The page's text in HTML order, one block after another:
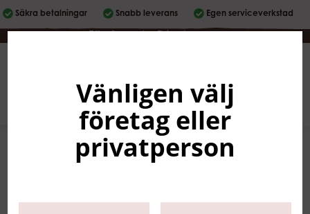
Säkra betalningar Snabb leverans Egen serviceverkstad
Företag | Privatperson
0
Vänligen välj
företag eller
privatperson